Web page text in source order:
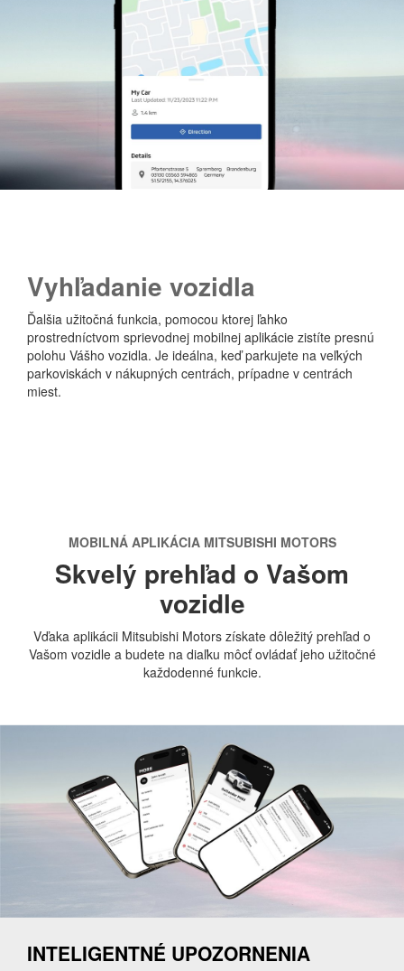
Vyhľadanie vozidla
Ďalšia užitočná funkcia, pomocou ktorej ľahko
prostredníctvom sprievodnej mobilnej aplikácie zistíte presnú
polohu Vášho vozidla. Je ideálna, keď parkujete na veľkých
parkoviskách v nákupných centrách, prípadne v centrách
miest.
MOBILNÁ APLIKÁCIA MITSUBISHI MOTORS
Skvelý prehľad o Vašom
vozidle
Vďaka aplikácii Mitsubishi Motors získate dôležitý prehľad o
Vašom vozidle a budete na diaľku môcť ovládať jeho užitočné
každodenné funkcie.
INTELIGENTNÉ UPOZORNENIA